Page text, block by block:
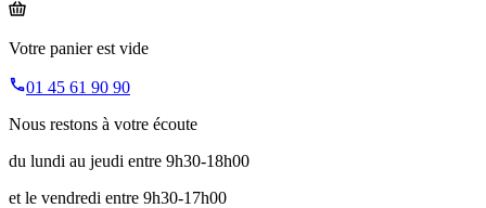
Votre panier est vide
01 45 61 90 90
Nous restons à votre écoute
du lundi au jeudi entre 9h30-18h00
et le vendredi entre 9h30-17h00